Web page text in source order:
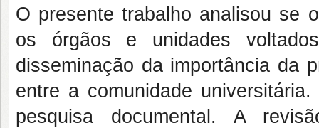
O presente trabalho analisou se
os órgãos e unidades
disseminação da importância da
entre a comunidade
pesquisa documental. A